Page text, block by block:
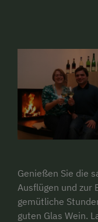
Genießen Sie die
Ausflügen und zur
gemütliche
guten Glas Wein.